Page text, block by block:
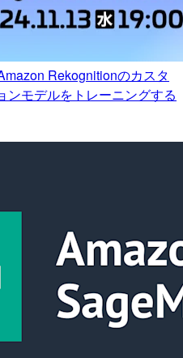
Rekognitionのカスタ
ンモデルをトレーニングする